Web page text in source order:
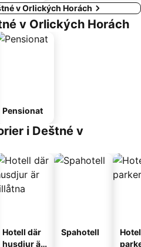
v Orlických Horách
v Orlických Horách
Pensionat
i Deštné v
Hotell där
husdjur är
Spahotell